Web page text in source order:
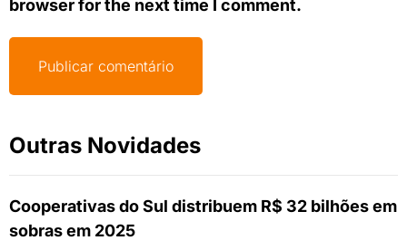
browser for the next time I comment.
Outras Novidades
Cooperativas do Sul distribuem R$ 32 bilhões em
sobras em 2025